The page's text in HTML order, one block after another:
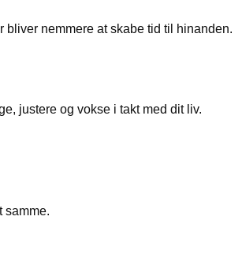
nemmere at skabe tid til hinanden.
justere og vokse i takt med dit liv.
samme.